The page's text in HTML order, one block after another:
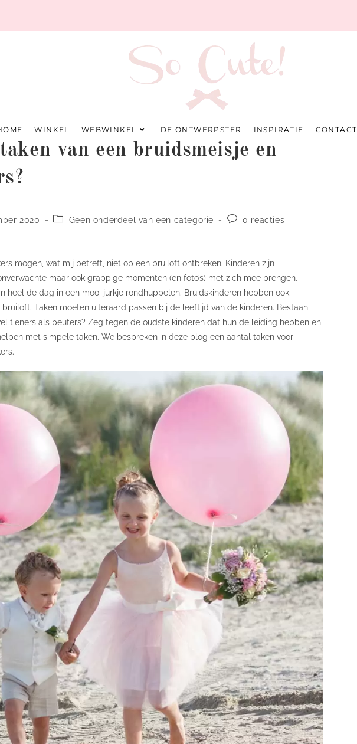
WINKEL WEBWINKEL DE ONTWERPSTER INSPIRATIE CONTACT
van een bruidsmeisje en
2020 Geen onderdeel van een categorie 0 reacties
mogen, wat mij betreft, niet op een bruiloft ontbreken. Kinderen zijn
maar ook grappige momenten (en foto’s) met zich mee brengen.
heel de dag in een mooi jurkje rondhuppelen. Bruidskinderen hebben ook
Taken moeten uiteraard passen bij de leeftijd van de kinderen. Bestaan
tieners als peuters? Zeg tegen de oudste kinderen dat hun de leiding hebben en
met simpele taken. We bespreken in deze blog een aantal taken voor